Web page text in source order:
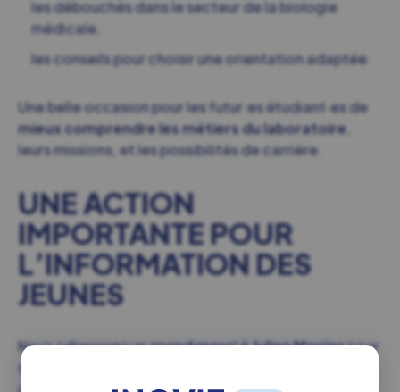
les débouchés dans le secteur de la biologie
médicale,
les conseils pour choisir une orientation adaptée.
Une belle occasion pour les futur·es étudiant·es de
mieux comprendre les métiers du laboratoire
leurs missions, et les possibilités de carrière.
UNE ACTION
IMPORTANTE POUR
L’INFORMATION DES
JEUNES
Nous adressons ungrand merci à Julien Monierpour
son investissement et le temps dédié à informer la